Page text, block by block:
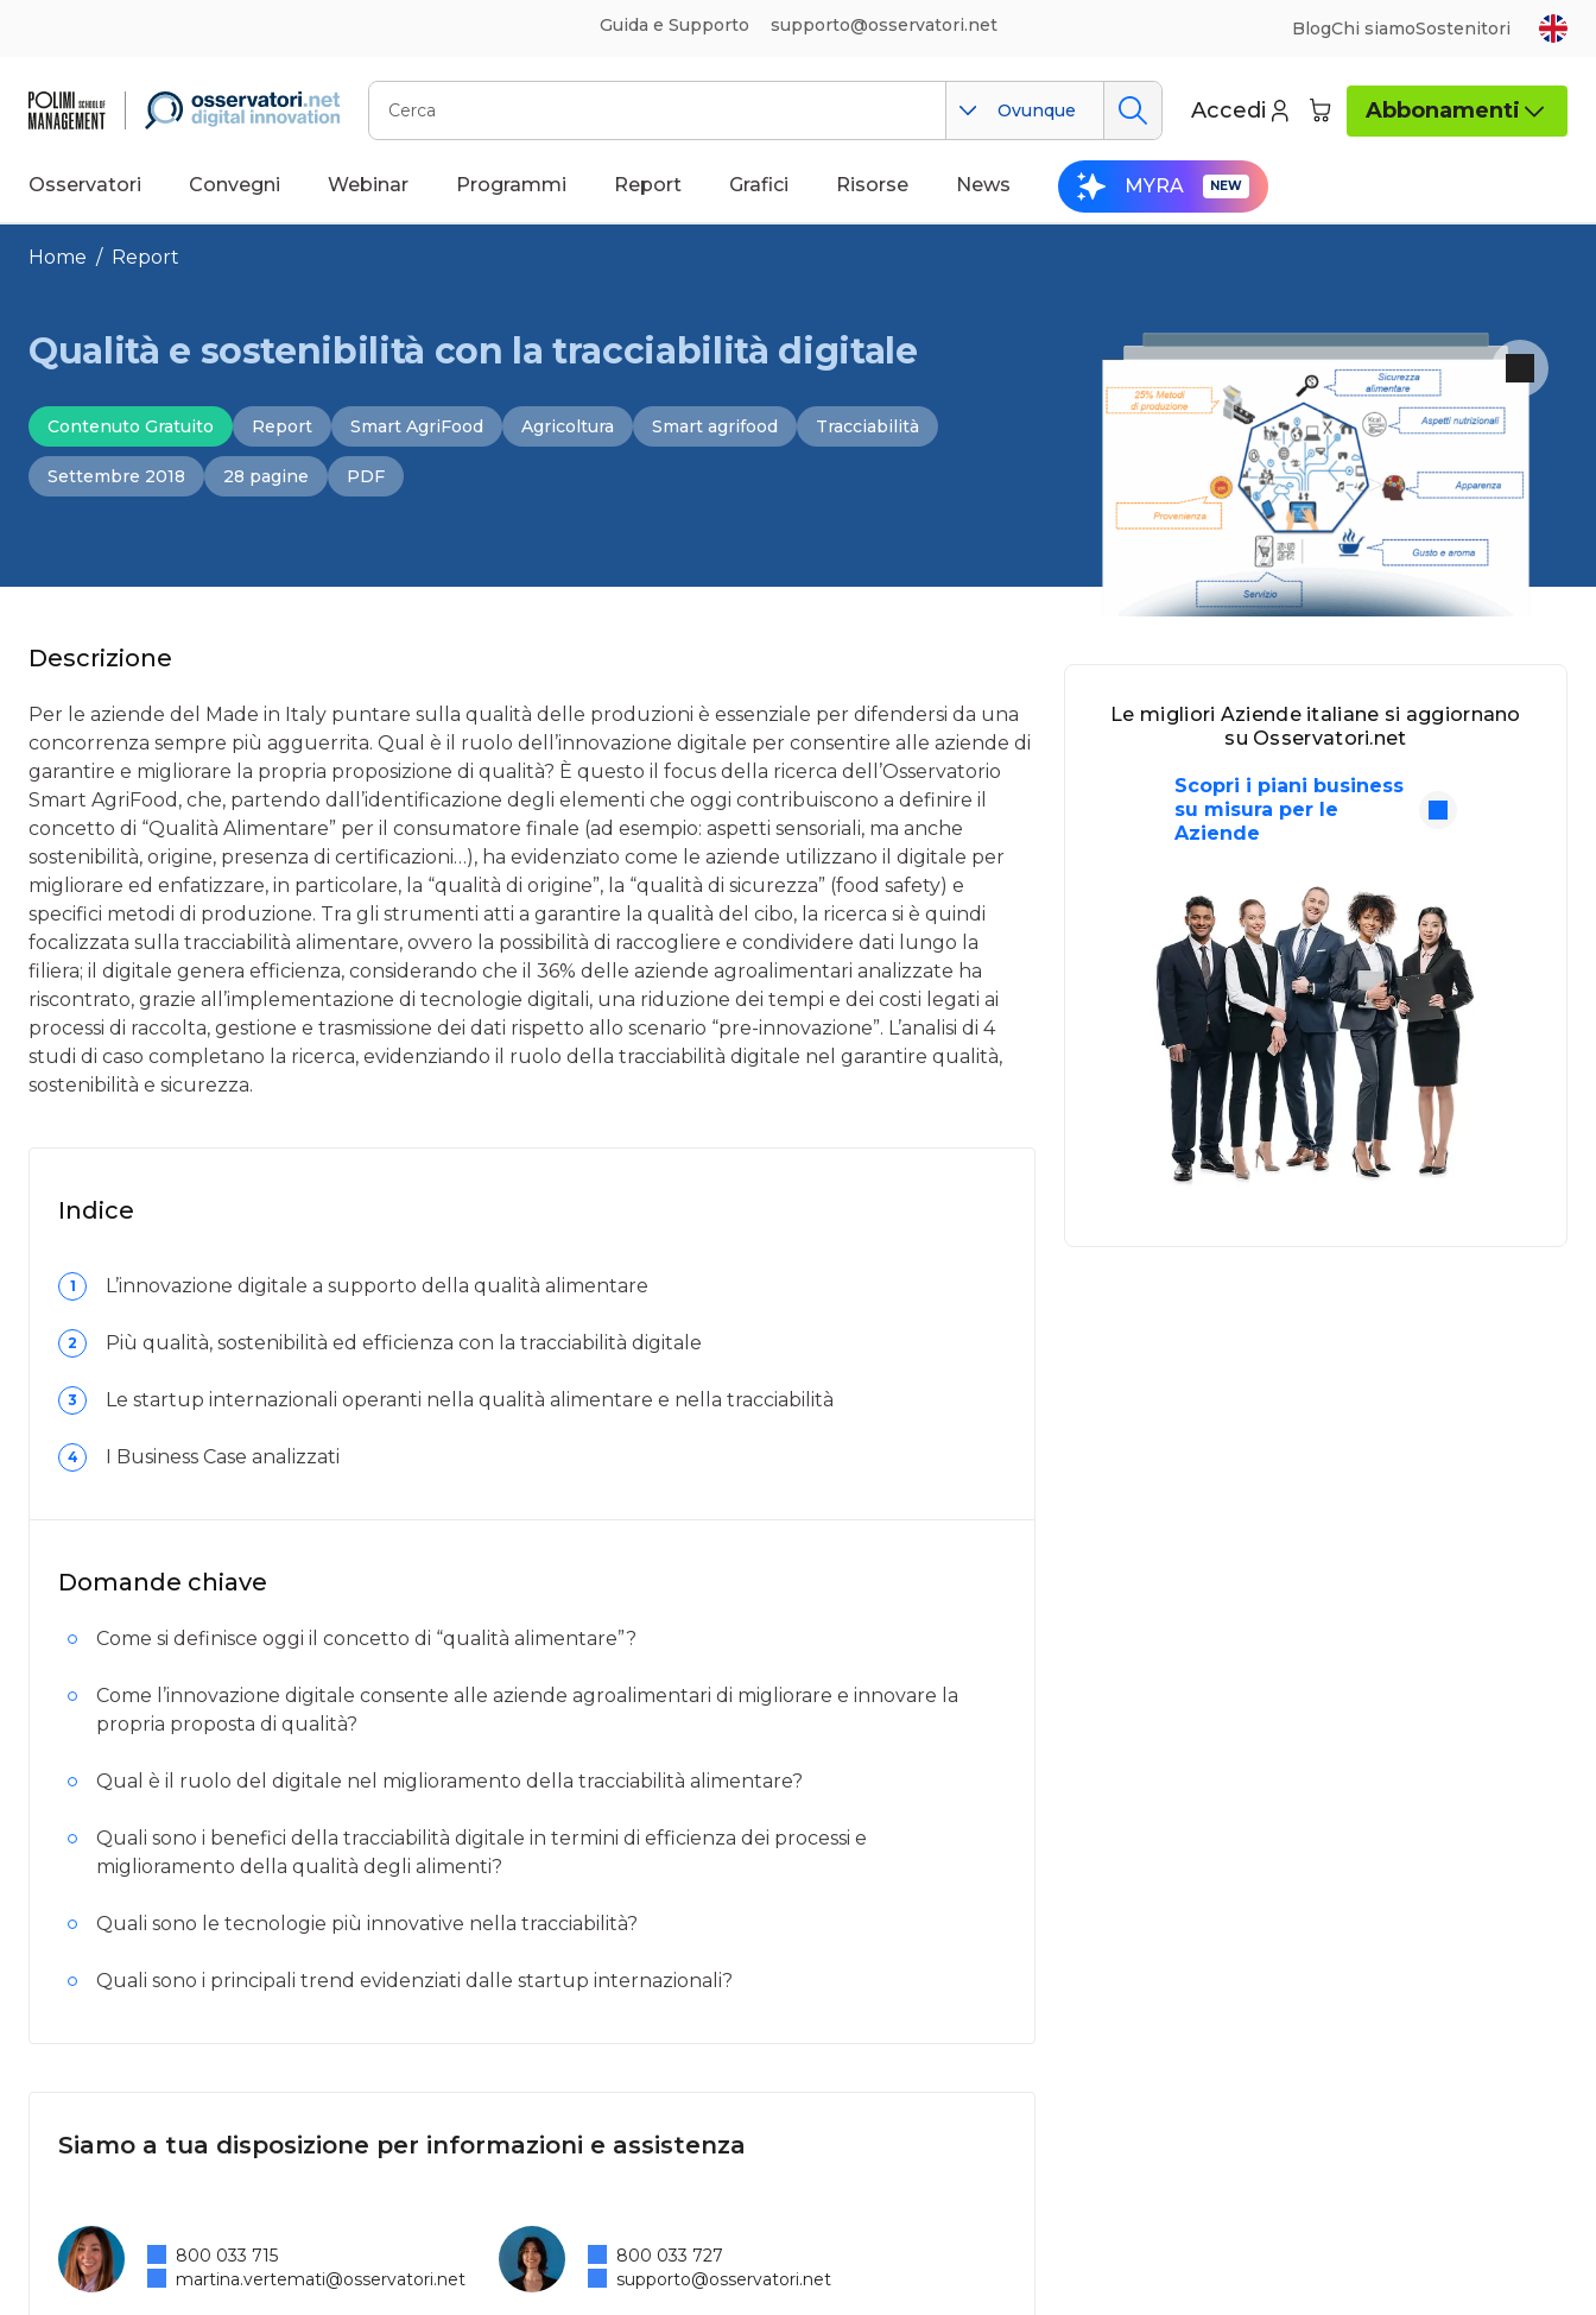
Guida e Supporto supporto@osservatori.net BlogChi siamoSostenitori
Cerca
Ovunque Accedi Abbonamenti
Osservatori Convegni Webinar Programmi Report Grafici Risorse News MYRA
Home / Report
Qualità e sostenibilità con la tracciabilità digitale
Contenuto Gratuito Report Smart AgriFood Agricoltura Smart agrifood Tracciabilità
Settembre 2018 28 pagine PDF
Descrizione
Per le aziende del Made in Italy puntare sulla qualità delle produzioni è essenziale per difendersi da una
concorrenza sempre più agguerrita. Qual è il ruolo dell’innovazione digitale per consentire alle aziende di
garantire e migliorare la propria proposizione di qualità? È questo il focus della ricerca dell’Osservatorio
Smart AgriFood, che, partendo dall’identificazione degli elementi che oggi contribuiscono a definire il
concetto di “Qualità Alimentare” per il consumatore finale (ad esempio: aspetti sensoriali, ma anche
sostenibilità, origine, presenza di certificazioni…), ha evidenziato come le aziende utilizzano il digitale per
migliorare ed enfatizzare, in particolare, la “qualità di origine”, la “qualità di sicurezza” (food safety) e
specifici metodi di produzione. Tra gli strumenti atti a garantire la qualità del cibo, la ricerca si è quindi
focalizzata sulla tracciabilità alimentare, ovvero la possibilità di raccogliere e condividere dati lungo la
filiera; il digitale genera efficienza, considerando che il 36% delle aziende agroalimentari analizzate ha
riscontrato, grazie all’implementazione di tecnologie digitali, una riduzione dei tempi e dei costi legati ai
processi di raccolta, gestione e trasmissione dei dati rispetto allo scenario “pre-innovazione”. L’analisi di 4
studi di caso completano la ricerca, evidenziando il ruolo della tracciabilità digitale nel garantire qualità,
sostenibilità e sicurezza.
Indice
1 L’innovazione digitale a supporto della qualità alimentare
2 Più qualità, sostenibilità ed efficienza con la tracciabilità digitale
3 Le startup internazionali operanti nella qualità alimentare e nella tracciabilità
4 I Business Case analizzati
Domande chiave
Come si definisce oggi il concetto di “qualità alimentare”?
Come l’innovazione digitale consente alle aziende agroalimentari di migliorare e innovare la
propria proposta di qualità?
Qual è il ruolo del digitale nel miglioramento della tracciabilità alimentare?
Quali sono i benefici della tracciabilità digitale in termini di efficienza dei processi e
miglioramento della qualità degli alimenti?
Quali sono le tecnologie più innovative nella tracciabilità?
Quali sono i principali trend evidenziati dalle startup internazionali?
Siamo a tua disposizione per informazioni e assistenza
800 033 715
martina.vertemati@osservatori.net
800 033 727
supporto@osservatori.net
Le migliori Aziende italiane si aggiornano
su Osservatori.net
Scopri i piani business
su misura per le
Aziende